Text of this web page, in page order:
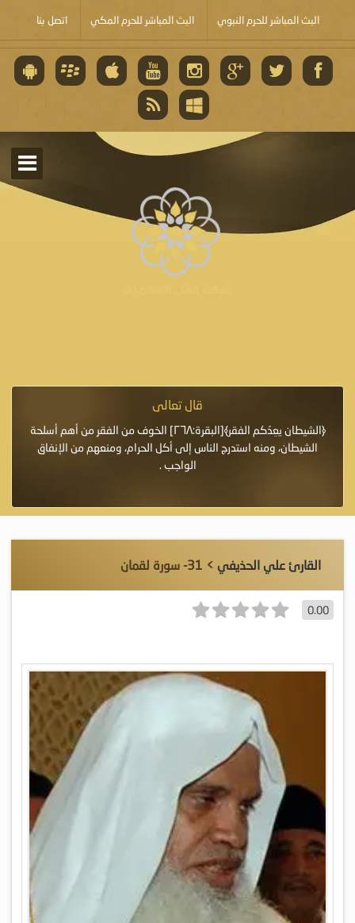
البث المباشر للحرم النبوي البث المباشر للحرم المكي اتصل بنا
قال تعالى
﴿الشيطان يعِدُكم الفقر﴾[البقرة:٢٦٨] الخوف من الفقر من أهم أسلحة
الشيطان، ومنه استدرج الناس إلى أكل الحرام، ومنعهم من الإنفاق
الواجب .
القارئ علي الحذيفي > 31- سورة لقمان
0.00